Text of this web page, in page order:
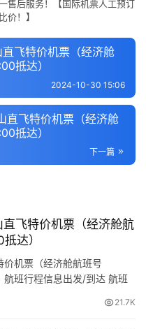
售后服务！【国际机票人工预订
价！】
直飞特价机票（经济舱
抵达）
2024-10-30 15:06
直飞特价机票（经济舱
抵达）
下一篇
飞特价机票（经济舱航
达）
价机票（经济舱航班号
班行程信息出发/到达 航班
Time) 出发(TakeOff)
21.7K